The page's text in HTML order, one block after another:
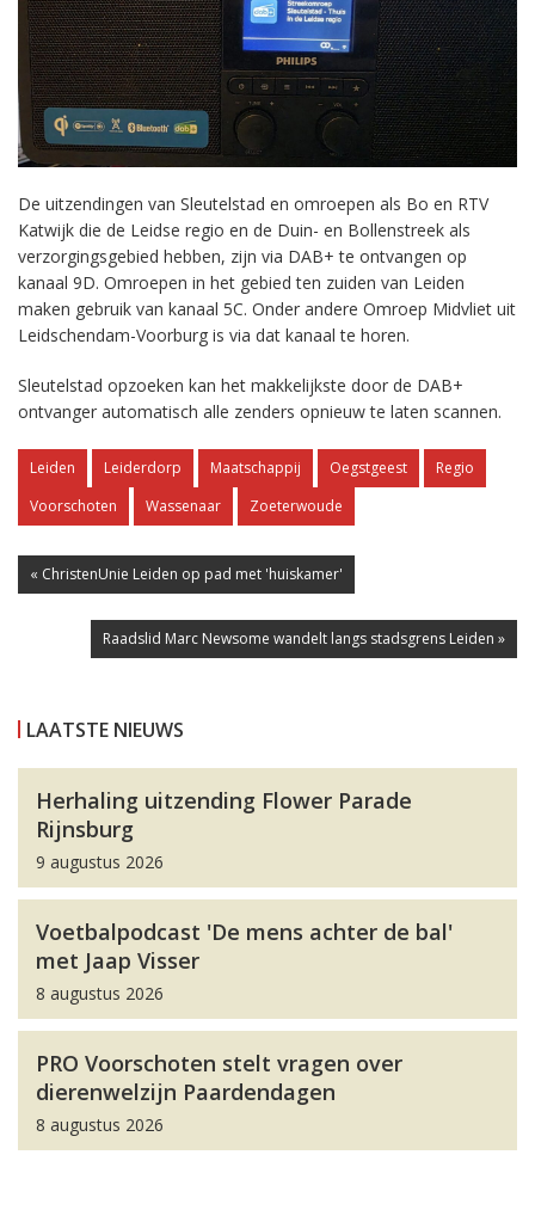
De uitzendingen van Sleutelstad en omroepen als Bo en RTV
Katwijk die de Leidse regio en de Duin- en Bollenstreek als
verzorgingsgebied hebben, zijn via DAB+ te ontvangen op
kanaal 9D. Omroepen in het gebied ten zuiden van Leiden
maken gebruik van kanaal 5C. Onder andere Omroep Midvliet uit
Leidschendam-Voorburg is via dat kanaal te horen.
Sleutelstad opzoeken kan het makkelijkste door de DAB+
ontvanger automatisch alle zenders opnieuw te laten scannen.
Leiden Leiderdorp Maatschappij Oegstgeest
Regio
Voorschoten
Wassenaar Zoeterwoude
« ChristenUnie Leiden op pad met 'huiskamer'
Raadslid Marc Newsome wandelt langs stadsgrens Leiden »
LAATSTE NIEUWS
Herhaling uitzending Flower Parade
Rijnsburg
9 augustus 2026
Voetbalpodcast 'De mens achter de bal'
met Jaap Visser
8 augustus 2026
PRO Voorschoten stelt vragen over
dierenwelzijn Paardendagen
8 augustus 2026